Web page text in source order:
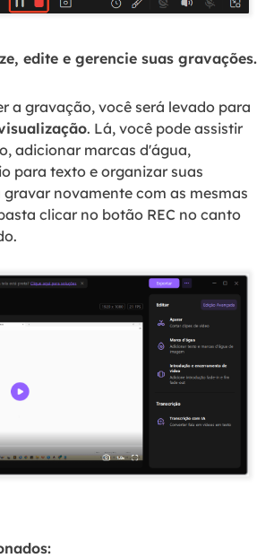
edite e gerencie suas gravações.
a gravação, você será levado para
. Lá, você pode assistir
adicionar marcas d'água,
para texto e organizar suas
gravar novamente com as mesmas
clicar no botão REC no canto